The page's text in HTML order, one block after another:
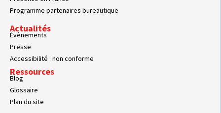
Programme partenaires bureautique
Actualités
Évènements
Presse
Accessibilité : non conforme
Ressources
Blog
Glossaire
Plan du site